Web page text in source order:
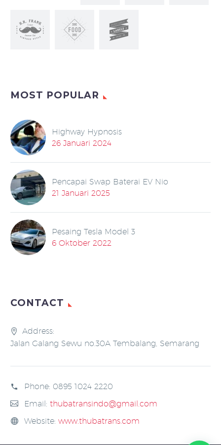
MOST POPULAR
Highway Hypnosis
26 Januari 2024
Pencapai Swap Baterai EV Nio
21 Januari 2025
Pesaing Tesla Model 3
6 Oktober 2022
CONTACT
Address:
Jalan Galang Sewu no.30A Tembalang, Semarang
Phone: 0895 1024 2220
Email: thubatransindo@gmail.com
Website: www.thubatrans.com